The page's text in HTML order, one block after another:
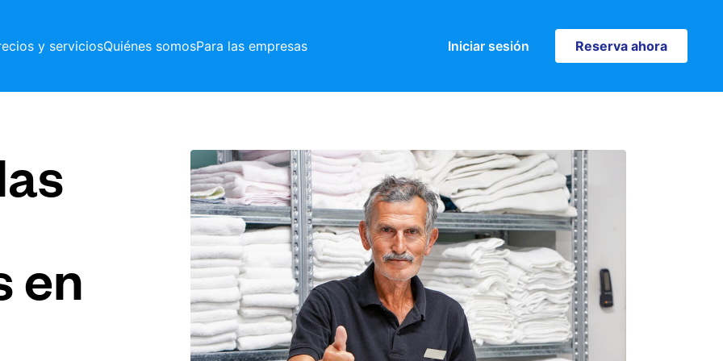
y serviciosQuiénes somosPara las empresas Iniciar sesión Reserva ahora
Reserva ahora
en